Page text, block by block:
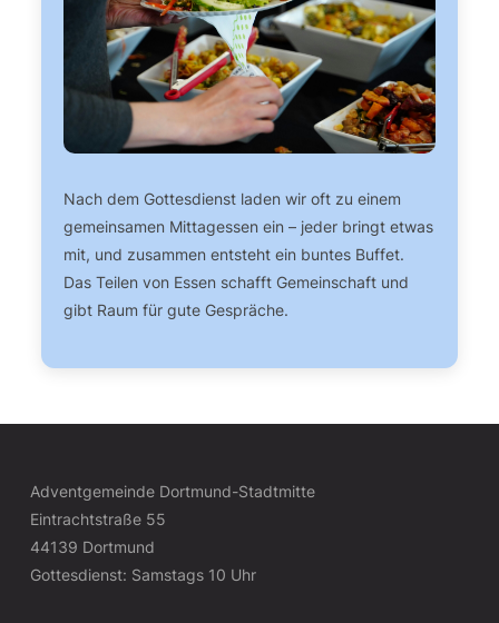
Nach dem Gottesdienst laden wir oft zu einem
gemeinsamen Mittagessen ein – jeder bringt etwas
mit, und zusammen entsteht ein buntes Buffet.
Das Teilen von Essen schafft Gemeinschaft und
gibt Raum für gute Gespräche.
Adventgemeinde Dortmund-Stadtmitte
Eintrachtstraße 55
44139 Dortmund
Gottesdienst: Samstags 10 Uhr